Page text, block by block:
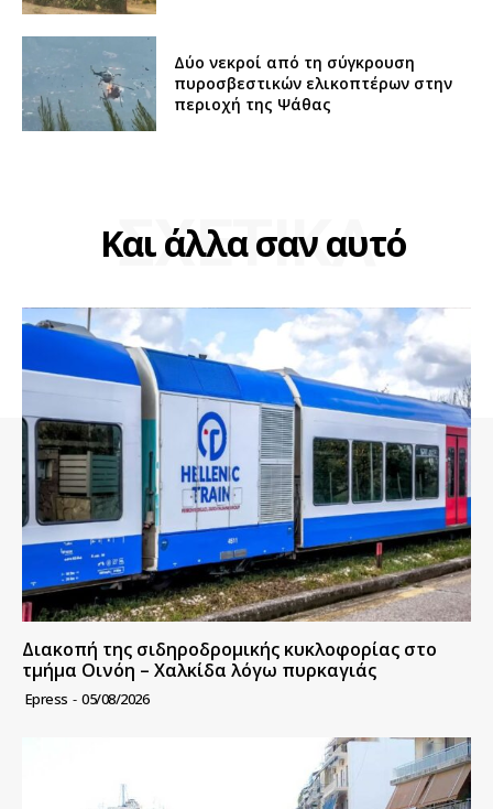
Δύο νεκροί από τη σύγκρουση
πυροσβεστικών ελικοπτέρων στην
περιοχή της Ψάθας
Και άλλα σαν αυτό
ΣΧΕΤΙΚΑ
Διακοπή της σιδηροδρομικής κυκλοφορίας στο
τμήμα Οινόη – Χαλκίδα λόγω πυρκαγιάς
Epress - 05/08/2026